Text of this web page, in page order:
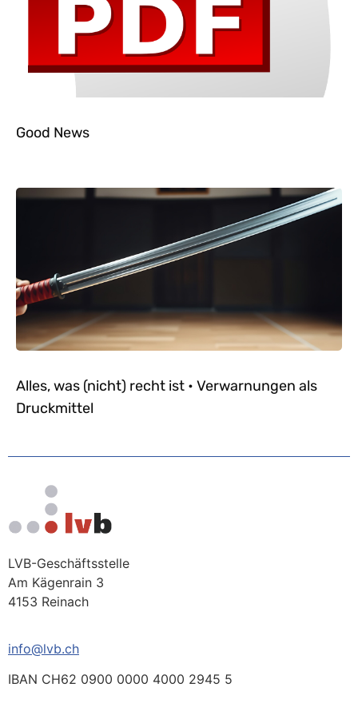
Good News
Alles, was (nicht) recht ist • Verwarnungen als
Druckmittel
LVB-Geschäftsstelle
Am Kägenrain 3
4153 Reinach
info@lvb.ch
IBAN CH62 0900 0000 4000 2945 5